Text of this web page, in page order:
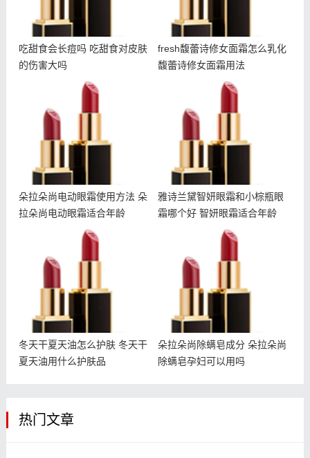
吃甜食会长痘吗 吃甜食对皮肤
的伤害大吗
fresh馥蕾诗修女面霜怎么乳化
馥蕾诗修女面霜用法
朵拉朵尚电动眼霜使用方法
朵拉朵尚电动眼霜使用方法 朵
拉朵尚电动眼霜适合年龄
雅诗兰黛智妍眼霜和小棕瓶
雅诗兰黛智妍眼霜和小棕瓶眼
霜哪个好 智妍眼霜适合年龄
冬天干夏天油怎么护肤 冬
冬天干夏天油怎么护肤 冬天干
夏天油用什么护肤品
朵拉朵尚除螨皂成分 朵拉
朵拉朵尚除螨皂成分 朵拉朵尚
除螨皂孕妇可以用吗
热门文章